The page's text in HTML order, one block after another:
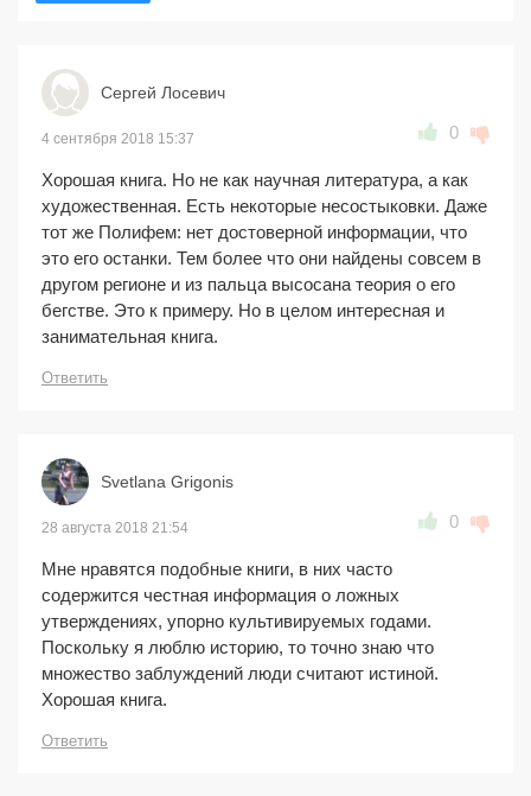
Сергей Лосевич
4 сентября 2018 15:37 0
Хорошая книга. Но не как научная литература, а как
художественная. Есть некоторые несостыковки. Даже
тот же Полифем: нет достоверной информации, что
это его останки. Тем более что они найдены совсем в
другом регионе и из пальца высосана теория о его
бегстве. Это к примеру. Но в целом интересная и
занимательная книга.
Ответить
Svetlana Grigonis
28 августа 2018 21:54 0
Мне нравятся подобные книги, в них часто
содержится честная информация о ложных
утверждениях, упорно культивируемых годами.
Поскольку я люблю историю, то точно знаю что
множество заблуждений люди считают истиной.
Хорошая книга.
Ответить